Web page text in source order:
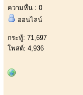
ความหื่น : 0
ออนไลน์
กระทู้: 71,697
โพสต์: 4,936